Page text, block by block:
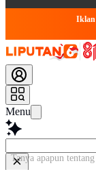
Iklan
Menu
Tanya apapun